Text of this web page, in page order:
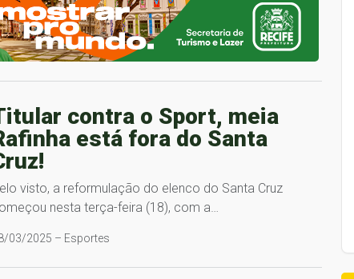
contra o Sport, meia
está fora do Santa
visto, a reformulação do elenco do Santa Cruz
nesta terça-feira (18), com a…
03/2025 – Esportes